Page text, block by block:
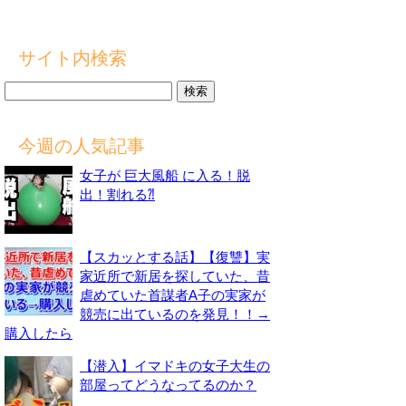
サイト内検索
今週の人気記事
女子が 巨大風船 に入る！脱
出！割れる⁈
【スカッとする話】【復讐】実
家近所で新居を探していた、昔
虐めていた首謀者A子の実家が
競売に出ているのを発見！！→
購入したら
【潜入】イマドキの女子大生の
部屋ってどうなってるのか？